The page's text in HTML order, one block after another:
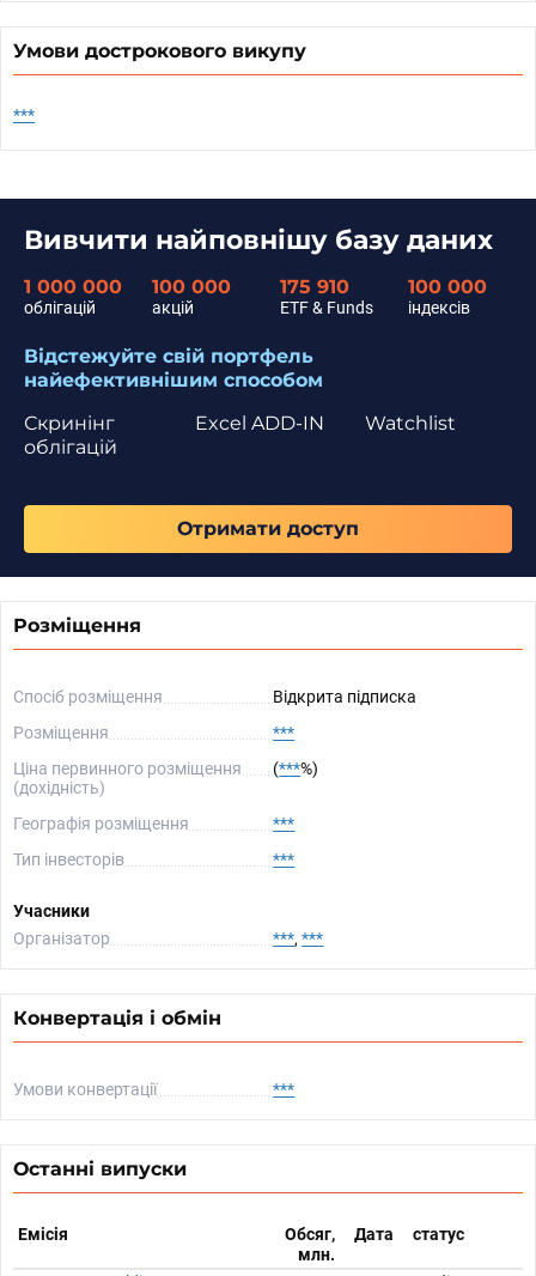
Умови дострокового викупу
***
Вивчити найповнішу базу даних
1 000 000
облігацій
100 000
акцій
175 910
ETF & Funds
100 000
індексів
Відстежуйте свій портфель
найефективнішим способом
Скринінг
облігацій
Watchlist
Excel ADD-IN
Отримати доступ
Розміщення
Спосіб розміщення
Відкрита підписка
Розміщення
***
Ціна первинного розміщення
(дохідність)
(***%)
Географія розміщення
***
Тип інвесторів
***
Учасники
Організатор
***, ***
Конвертація і обмін
Умови конвертації ***
Останні випуски
Емісія
Обсяг,
млн.
Дата статус